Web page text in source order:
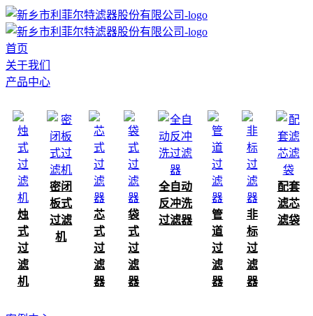
首页
关于我们
产品中心
烛
式
过
滤
机
密闭
板式
过滤
机
芯
式
过
滤
器
袋
式
过
滤
器
全自动
反冲洗
过滤器
管
道
过
滤
器
非
标
过
滤
器
配套
滤芯
滤袋